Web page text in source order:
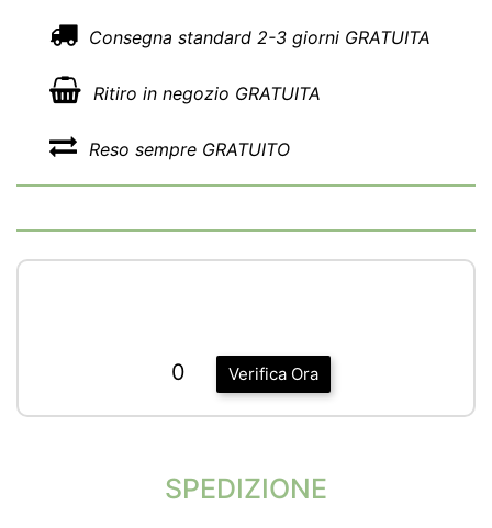
Consegna standard 2-3 giorni GRATUITA
Ritiro in negozio GRATUITA
Reso sempre GRATUITO
Verifica Ora
0
SPEDIZIONE